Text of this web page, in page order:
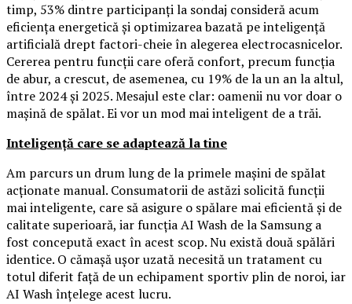
timp, 53% dintre participanți la sondaj consideră acum
eficiența energetică și optimizarea bazată pe inteligență
artificială drept factori-cheie în alegerea electrocasnicelor.
Cererea pentru funcții care oferă confort, precum funcția
de abur, a crescut, de asemenea, cu 19% de la un an la altul,
între 2024 și 2025. Mesajul este clar: oamenii nu vor doar o
mașină de spălat. Ei vor un mod mai inteligent de a trăi.
Inteligență care se adaptează la tine
Am parcurs un drum lung de la primele mașini de spălat
acționate manual. Consumatorii de astăzi solicită funcții
mai inteligente, care să asigure o spălare mai eficientă și de
calitate superioară, iar funcția AI Wash de la Samsung a
fost concepută exact în acest scop. Nu există două spălări
identice. O cămașă ușor uzată necesită un tratament cu
totul diferit față de un echipament sportiv plin de noroi, iar
AI Wash înțelege acest lucru.